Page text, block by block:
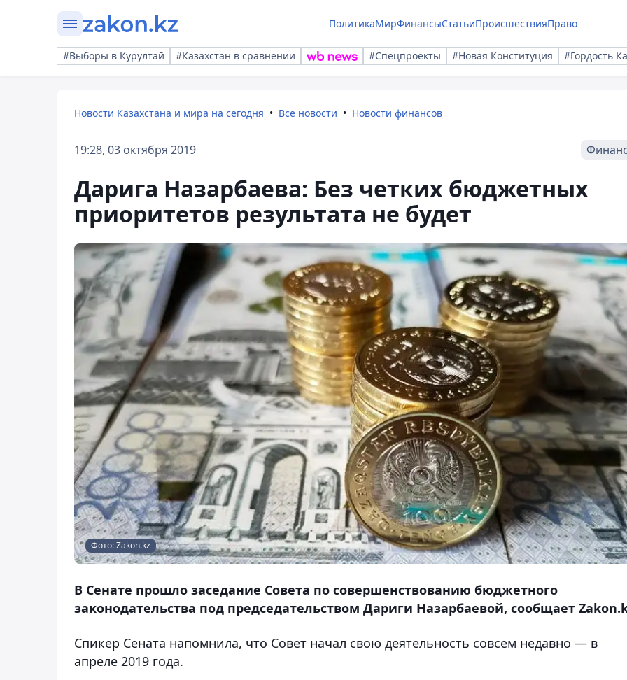
ПолитикаМирФинансыСтатьиПроисшествияПраво
#Выборы в Курултай #Казахстан в сравнении #Спецпроекты #Новая Конституция #Гордость
Новости Казахстана и мира на сегодня Все новости Новости финансов
19:28, 03 октября 2019
Дарига Назарбаева: Без четких бюджетных
приоритетов результата не будет
Фото: Zakon.kz
В Сенате прошло заседание Совета по совершенствованию бюджетного
законодательства под председательством Дариги Назарбаевой, сообщает
Спикер Сената напомнила, что Совет начал свою деятельность совсем недавно — в
апреле 2019 года.